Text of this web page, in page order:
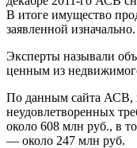
В итоге имущество
заявленной изначально.
Эксперты называли
ценным из
По данным сайта АСВ,
неудовлетворенных
около 608 млн руб., в
— около 247 млн руб.